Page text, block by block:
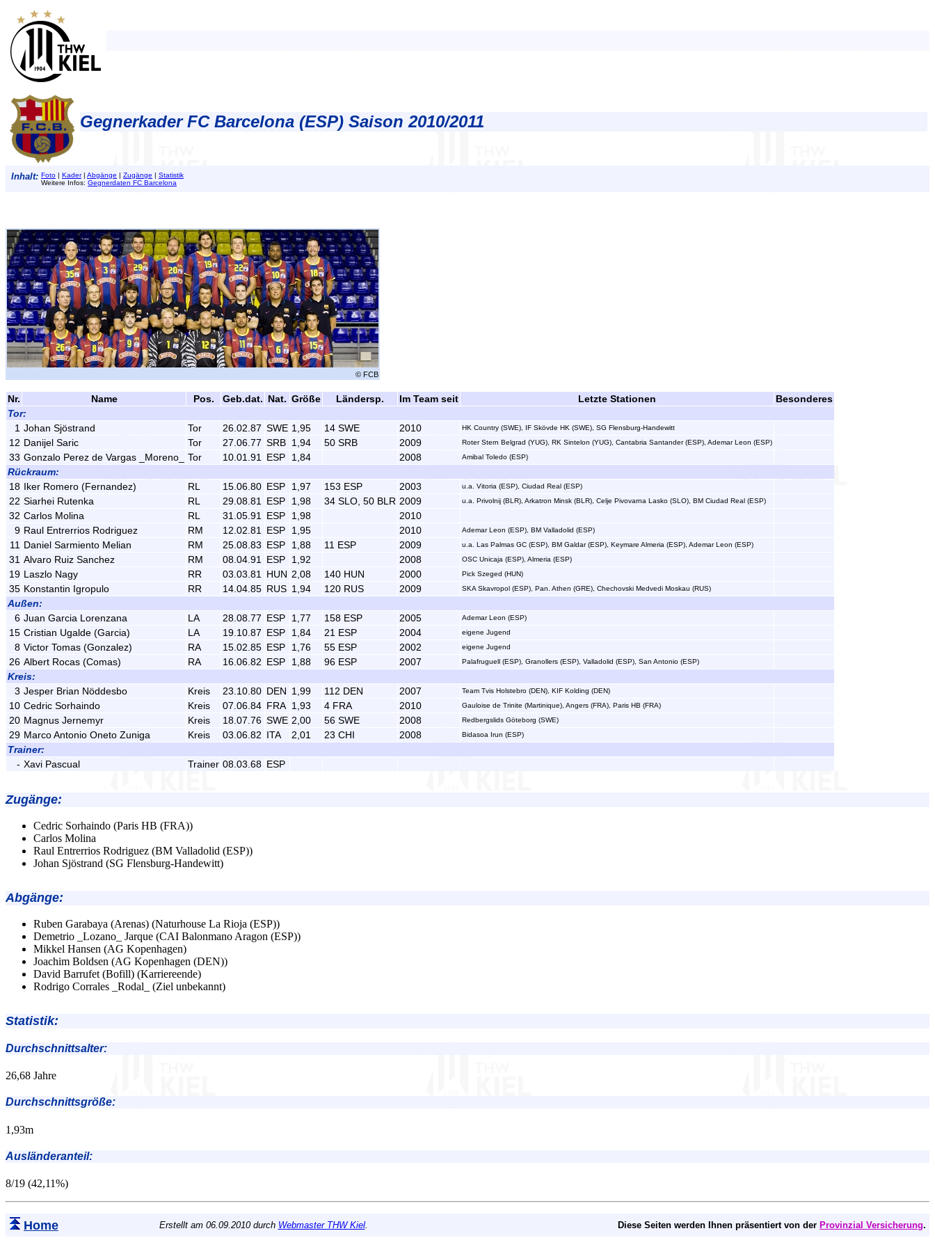
Gegnerkader FC Barcelona (ESP) Saison 2010/2011
Inhalt: Foto | Kader| Abgänge | Zugänge | Statistik
Weitere Infos: Gegnerdaten FC Barcelona
© FCB
Nr. Name Pos. Geb.dat. Nat. Größe Ländersp. Im Team seit Letzte Stationen
Besonderes
Tor:
1 Johan Sjöstrand Tor 26.02.87 SWE 1,95 14 SWE 2010 HK Country (SWE), IF Skövde HK (SWE), SG Flensburg-Handewitt
12 Danijel Saric Tor 27.06.77 SRB 1,94 50 SRB 2009 Roter Stern Belgrad (YUG), RK Sintelon (YUG), Cantabria Santander (ESP), Ademar Leon (ESP)
33 Gonzalo Perez de Vargas _Moreno_ Tor 10.01.91 ESP 1,84 2008 Amibal Toledo (ESP)
Rückraum:
18 Iker Romero (Fernandez) RL 15.06.80 ESP 1,97 153 ESP 2003 u.a. Vitoria (ESP), Ciudad Real (ESP)
22 Siarhei Rutenka RL 29.08.81 ESP 1,98 34 SLO, 50 BLR 2009 u.a. Privolnij (BLR), Arkatron Minsk (BLR), Celje Pivovarna Lasko (SLO), BM Ciudad Real (ESP)
32 Carlos Molina RL 31.05.91 ESP 1,98
2010
9 Raul Entrerrios Rodriguez RM 12.02.81 ESP 1,95 2010 Ademar Leon (ESP), BM Valladolid (ESP)
11 Daniel Sarmiento Melian RM 25.08.83 ESP 1,88 11 ESP 2009 u.a. Las Palmas GC (ESP), BM Galdar (ESP), Keymare Almeria (ESP), Ademar Leon (ESP)
31 Alvaro Ruiz Sanchez RM 08.04.91 ESP 1,92 2008 OSC Unicaja (ESP), Almeria (ESP)
19 Laszlo Nagy RR 03.03.81 HUN 2,08 140 HUN 2000 Pick Szeged (HUN)
35 Konstantin Igropulo RR 14.04.85 RUS 1,94 120 RUS 2009 SKA Skavropol (ESP), Pan. Athen (GRE), Chechovski Medvedi Moskau (RUS)
Außen:
6 Juan Garcia Lorenzana LA 28.08.77 ESP 1,77 158 ESP 2005 Ademar Leon (ESP)
15 Cristian Ugalde (Garcia) LA 19.10.87 ESP 1,84 21 ESP 2004 eigene Jugend
8 Victor Tomas (Gonzalez) RA 15.02.85 ESP 1,76 55 ESP 2002 eigene Jugend
26 Albert Rocas (Comas) RA 16.06.82 ESP 1,88 96 ESP 2007 Palafruguell (ESP), Granollers (ESP), Valladolid (ESP), San Antonio (ESP)
Kreis:
3 Jesper Brian Nöddesbo Kreis 23.10.80 DEN 1,99 112 DEN 2007 Team Tvis Holstebro (DEN), KIF Kolding (DEN)
10 Cedric Sorhaindo Kreis 07.06.84 FRA 1,93 4 FRA 2010 Gauloise de Trinite (Martinique), Angers (FRA), Paris HB (FRA)
20 Magnus Jernemyr Kreis 18.07.76 SWE 2,00 56 SWE 2008 Redbergslids Göteborg (SWE)
29 Marco Antonio Oneto Zuniga Kreis 03.06.82 ITA 2,01 23 CHI 2008 Bidasoa Irun (ESP)
Trainer:
- Xavi Pascual Trainer 08.03.68 ESP
Zugänge:
Cedric Sorhaindo (Paris HB (FRA))
Carlos Molina
Raul Entrerrios Rodriguez (BM Valladolid (ESP))
Johan Sjöstrand (SG Flensburg-Handewitt)
Abgänge:
Ruben Garabaya (Arenas) (Naturhouse La Rioja (ESP))
Demetrio _Lozano_ Jarque (CAI Balonmano Aragon (ESP))
Mikkel Hansen (AG Kopenhagen)
Joachim Boldsen (AG Kopenhagen (DEN))
David Barrufet (Bofill) (Karriereende)
Rodrigo Corrales _Rodal_ (Ziel unbekannt)
Statistik:
Durchschnittsalter:
26,68 Jahre
Durchschnittsgröße:
1,93m
Ausländeranteil:
8/19 (42,11%)
Home Erstellt am 06.09.2010 durch Webmaster THW Kiel. Diese Seiten werden Ihnen präsentiert von der Provinzial Versicherung.